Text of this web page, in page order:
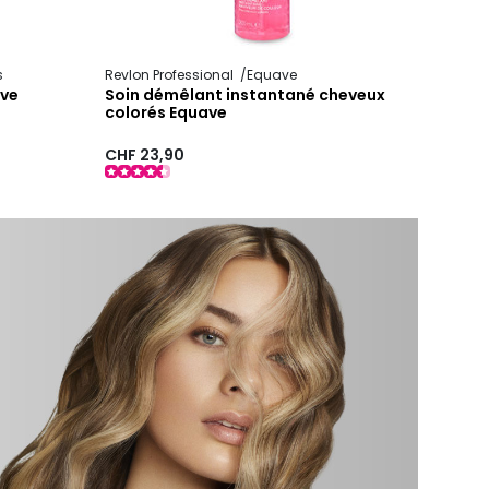
Revlon Professional Equave
Soin démêlant instantané cheveux
colorés Equave
CHF 23,90